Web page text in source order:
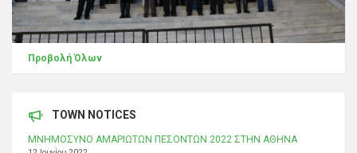
Προβολή Όλων
TOWN NOTICES
ΜΝΗΜΟΣΥΝΟ ΑΜΑΡΙΩΤΩΝ ΠΕΣΟΝΤΩΝ 2022 ΣΤΗΝ ΑΘΗΝΑ